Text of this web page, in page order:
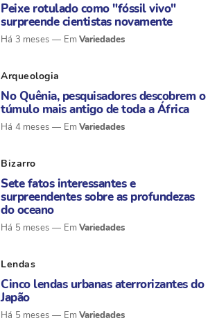
Peixe rotulado como "fóssil vivo"
surpreende cientistas novamente
Há 3 meses Variedades
Arqueologia
No Quênia, pesquisadores descobrem o
túmulo mais antigo de toda a África
Há 4 meses Variedades
Bizarro
Sete fatos interessantes e
surpreendentes sobre as profundezas
do oceano
Há 5 meses Variedades
Lendas
Cinco lendas urbanas aterrorizantes do
Japão
Há 5 meses Variedades